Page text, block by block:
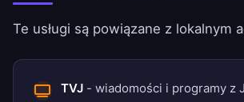
Te usługi są powiązane z lokalnym
TVJ - wiadomości i programy z